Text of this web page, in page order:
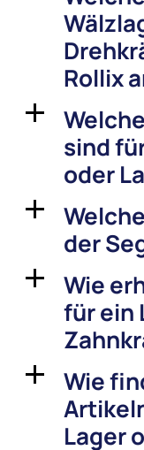
Rollix
a
sind
oder
a
der
a
Wie
für ein
a
Wie
Lager